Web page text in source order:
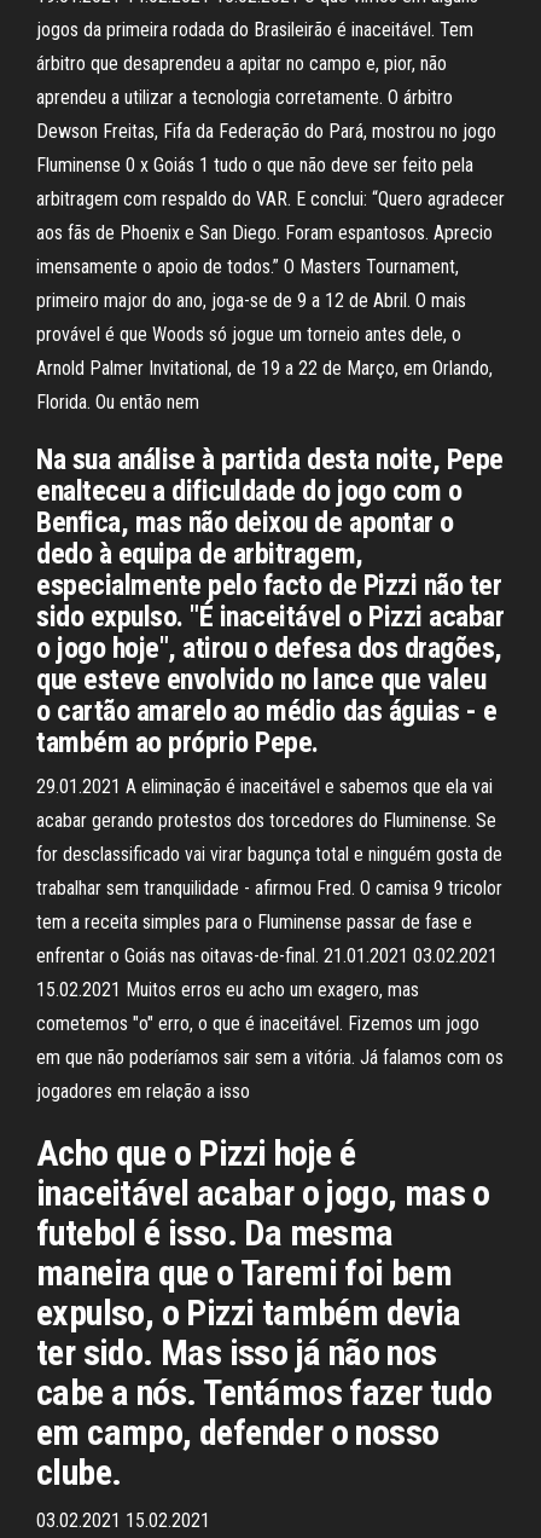
jogos da primeira rodada do Brasileirão é inaceitável. Tem
árbitro que desaprendeu a apitar no campo e, pior, não
aprendeu a utilizar a tecnologia corretamente. O árbitro
Dewson Freitas, Fifa da Federação do Pará, mostrou no jogo
Fluminense 0 x Goiás 1 tudo o que não deve ser feito pela
arbitragem com respaldo do VAR. E conclui: “Quero agradecer
aos fãs de Phoenix e San Diego. Foram espantosos. Aprecio
imensamente o apoio de todos.” O Masters Tournament,
primeiro major do ano, joga-se de 9 a 12 de Abril. O mais
provável é que Woods só jogue um torneio antes dele, o
Arnold Palmer Invitational, de 19 a 22 de Março, em Orlando,
Florida. Ou então nem
Na sua análise à partida desta noite, Pepe
enalteceu a dificuldade do jogo com o
Benfica, mas não deixou de apontar o
dedo à equipa de arbitragem,
especialmente pelo facto de Pizzi não ter
sido expulso. "É inaceitável o Pizzi acabar
o jogo hoje", atirou o defesa dos dragões,
que esteve envolvido no lance que valeu
o cartão amarelo ao médio das águias - e
também ao próprio Pepe.
29.01.2021 A eliminação é inaceitável e sabemos que ela vai
acabar gerando protestos dos torcedores do Fluminense. Se
for desclassificado vai virar bagunça total e ninguém gosta de
trabalhar sem tranquilidade - afirmou Fred. O camisa 9 tricolor
tem a receita simples para o Fluminense passar de fase e
enfrentar o Goiás nas oitavas-de-final. 21.01.2021 03.02.2021
15.02.2021 Muitos erros eu acho um exagero, mas
cometemos "o" erro, o que é inaceitável. Fizemos um jogo
em que não poderíamos sair sem a vitória. Já falamos com os
jogadores em relação a isso
Acho que o Pizzi hoje é
inaceitável acabar o jogo, mas o
futebol é isso. Da mesma
maneira que o Taremi foi bem
expulso, o Pizzi também devia
ter sido. Mas isso já não nos
cabe a nós. Tentámos fazer tudo
em campo, defender o nosso
clube.
03.02.2021 15.02.2021